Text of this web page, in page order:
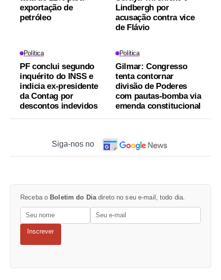
exportação de
petróleo
Lindbergh por
acusação contra vice
de Flávio
Política
PF conclui segundo
inquérito do INSS e
indicia ex-presidente
da Contag por
descontos indevidos
Política
Gilmar: Congresso
tenta contornar
divisão de Poderes
com pautas-bomba via
emenda constitucional
Siga-nos no
Receba o Boletim do Diadireto no seu e-mail, todo dia.
Inscrever